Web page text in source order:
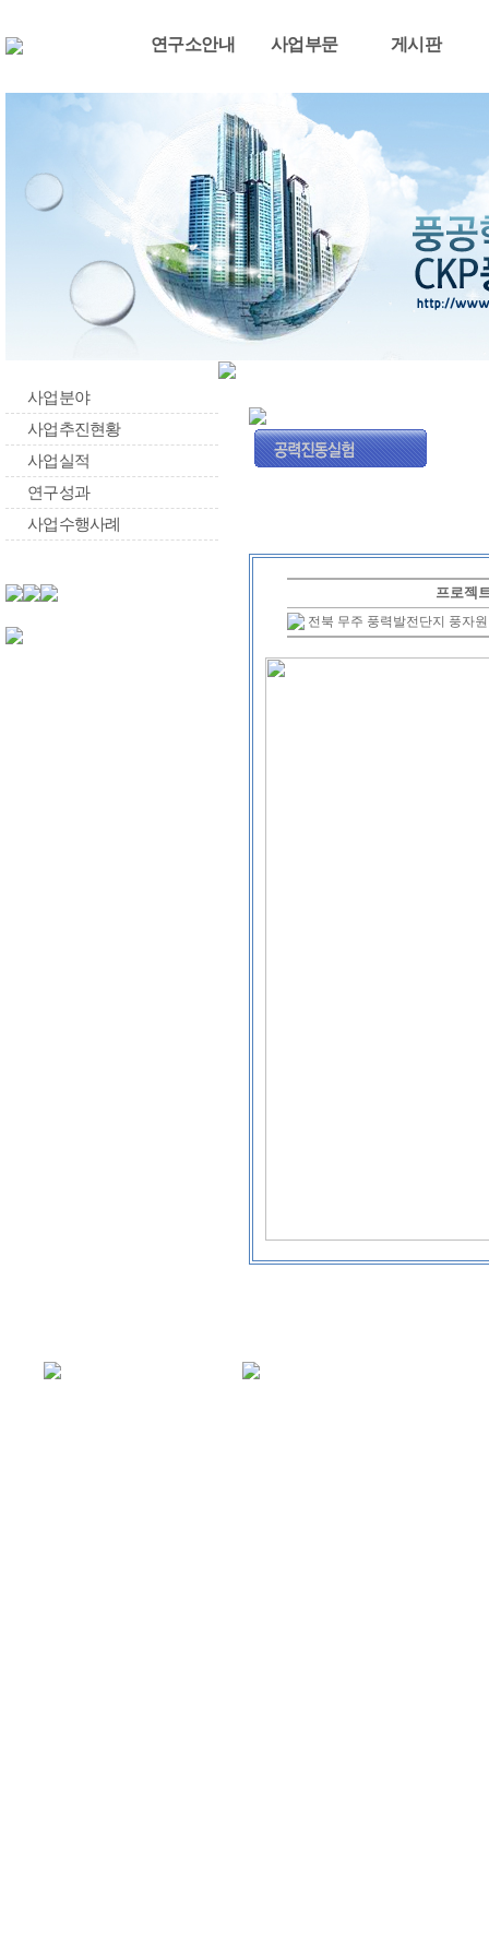
연구소안내 사업부문 게시판
사업분야
사업추진현황
사업실적
연구성과
사업수행사례
프로젝
전북 무주 풍력발전단지 풍자